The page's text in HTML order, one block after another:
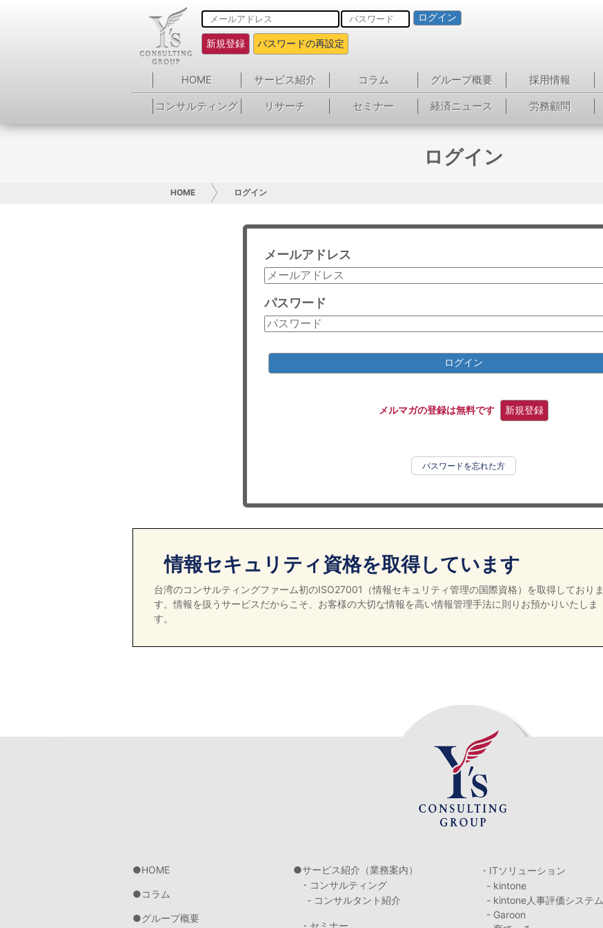
ログイン
新規登録 パスワードの再設定
HOME サービス紹介 コラム グループ概要 採用情報
コンサルティング
リサーチ セミナー 経済ニュース 労務顧問
ログイン
HOME ログイン
メールアドレス
パスワード
ログイン
メルマガの登録は無料です 新規登録
パスワードを忘れた方
情報セキュリティ資格を取得しています
台湾のコンサルティングファーム初のISO27001（情報セキュリティ管理の国際資格）を取得しておりま
す。情報を扱うサービスだからこそ、お客様の大切な情報を高い情報管理手法に則りお預かりいたしま
す。
HOME
コラム
グループ概要
サービス紹介（業務案内）
・コンサルティング
- コンサルタント紹介
・セミナー
・ITソリューション
- kintone
- kintone人事評価システム
- Garoon